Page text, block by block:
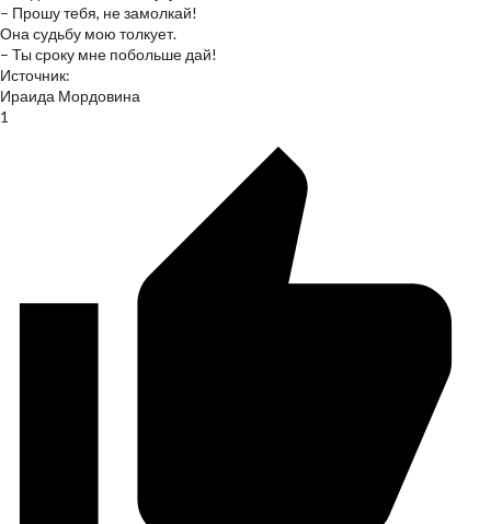
– Прошу тебя, не замолкай!
Она судьбу мою толкует.
– Ты сроку мне побольше дай!
Источник:
Ираида Мордовина
1